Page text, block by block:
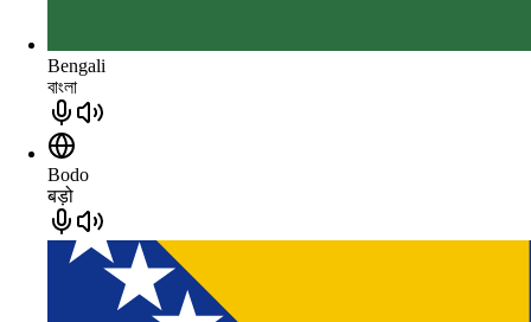
Bengali
বাংলা
Bodo
बड़ो